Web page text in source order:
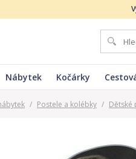
Nábytek Kočárky
/ Postele a kolébky / Dětské